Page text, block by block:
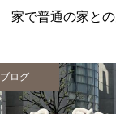
家で普通の家と
ブログ